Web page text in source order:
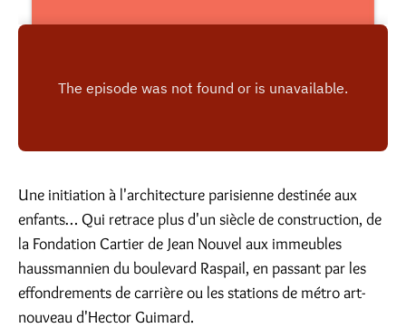
Une initiation à l'architecture parisienne destinée aux
enfants… Qui retrace plus d'un siècle de construction, de
la Fondation Cartier de Jean Nouvel aux immeubles
haussmannien du boulevard Raspail, en passant par les
effondrements de carrière ou les stations de métro art-
nouveau d'Hector Guimard.